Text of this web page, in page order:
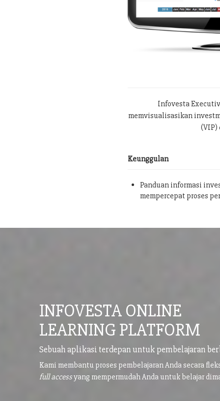
Infovesta
memvisualisasikan
(VIP)
Keunggulan
Panduan informasi
mempercepat proses
INFOVESTA ONLINE
LEARNING PLATFORM
Sebuah aplikasi terdepan untuk pembelajaran
Kami membantu proses pembelajaran Anda secara
full accessyang mempermudah Anda untuk belajar